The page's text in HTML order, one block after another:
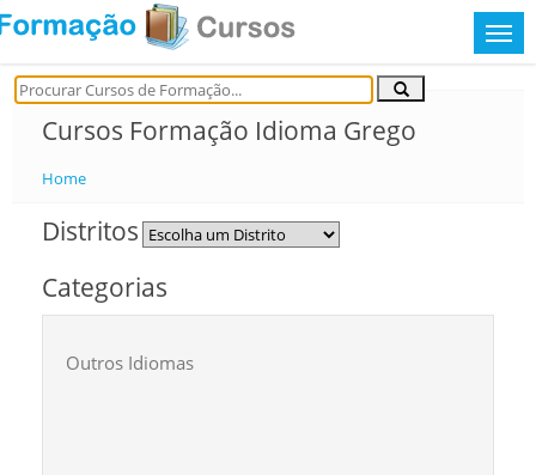
Cursos Formação Idioma Grego
Home
Distritos
Categorias
Outros Idiomas